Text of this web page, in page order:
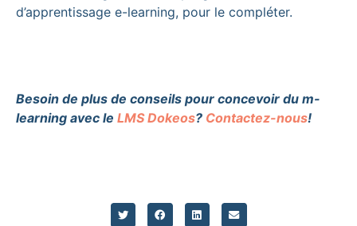
d’apprentissage e-learning, pour le compléter.
Besoin de plus de conseils pour concevoir du m-
learning avec le LMS Dokeos? Contactez-nous!